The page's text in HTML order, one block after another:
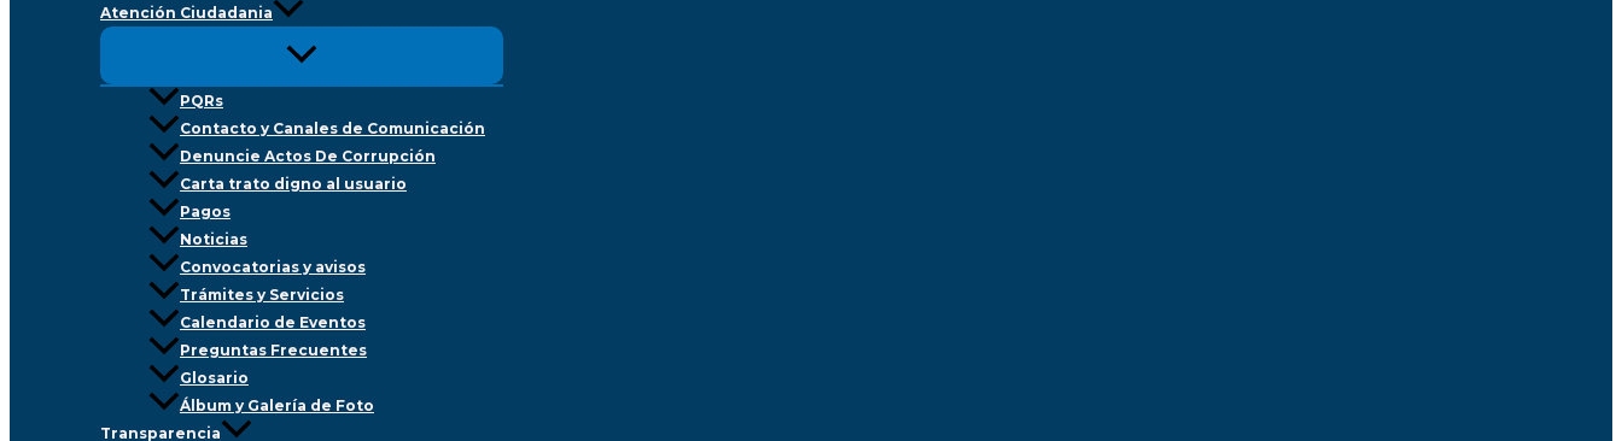
Atención Ciudadania
PQRs
Contacto y Canales de Comunicación
Denuncie Actos De Corrupción
Carta trato digno al usuario
Pagos
Noticias
Convocatorias y avisos
Trámites y Servicios
Calendario de Eventos
Preguntas Frecuentes
Glosario
Álbum y Galería de Foto
Transparencia